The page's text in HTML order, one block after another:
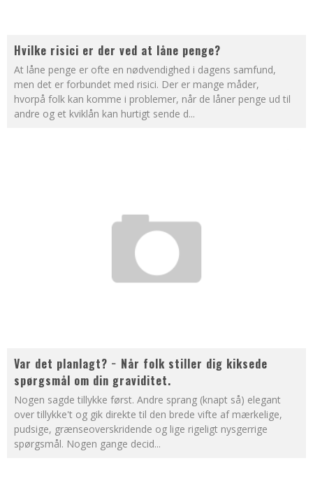
Hvilke risici er der ved at låne penge?
At låne penge er ofte en nødvendighed i dagens samfund,
men det er forbundet med risici. Der er mange måder,
hvorpå folk kan komme i problemer, når de låner penge ud til
andre og et kviklån kan hurtigt sende d...
Var det planlagt? − Når folk stiller dig kiksede
spørgsmål om din graviditet.
Nogen sagde tillykke først. Andre sprang (knapt så) elegant
over tillykke't og gik direkte til den brede vifte af mærkelige,
pudsige, grænseoverskridende og lige rigeligt nysgerrige
spørgsmål. Nogen gange decid...